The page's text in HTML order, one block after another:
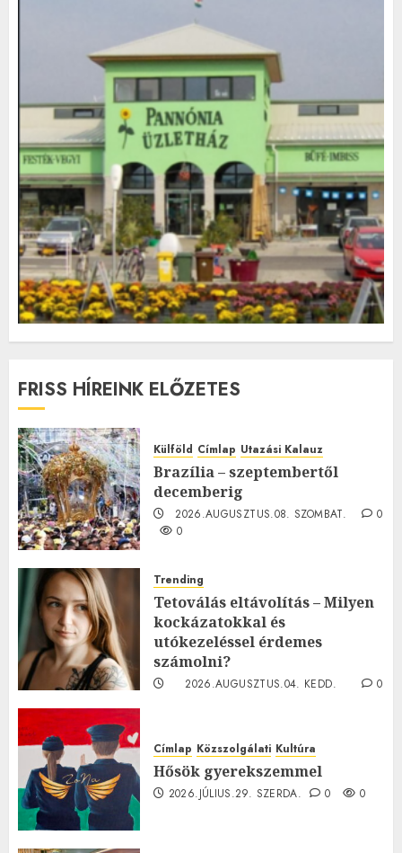
FRISS HÍREINK ELŐZETES
Külföld Címlap Utazási Kalauz
Brazília – szeptembertől
decemberig
2026.AUGUSZTUS.08. SZOMBAT.
0
0
Trending
Tetoválás eltávolítás – Milyen
kockázatokkal és
utókezeléssel érdemes
számolni?
2026.AUGUSZTUS.04. KEDD.
0
Címlap Közszolgálati Kultúra
Hősök gyerekszemmel
2026.JÚLIUS.29. SZERDA. 0 0